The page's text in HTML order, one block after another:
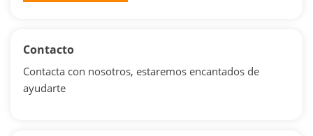
Contacto
Contacta con nosotros, estaremos encantados de
ayudarte